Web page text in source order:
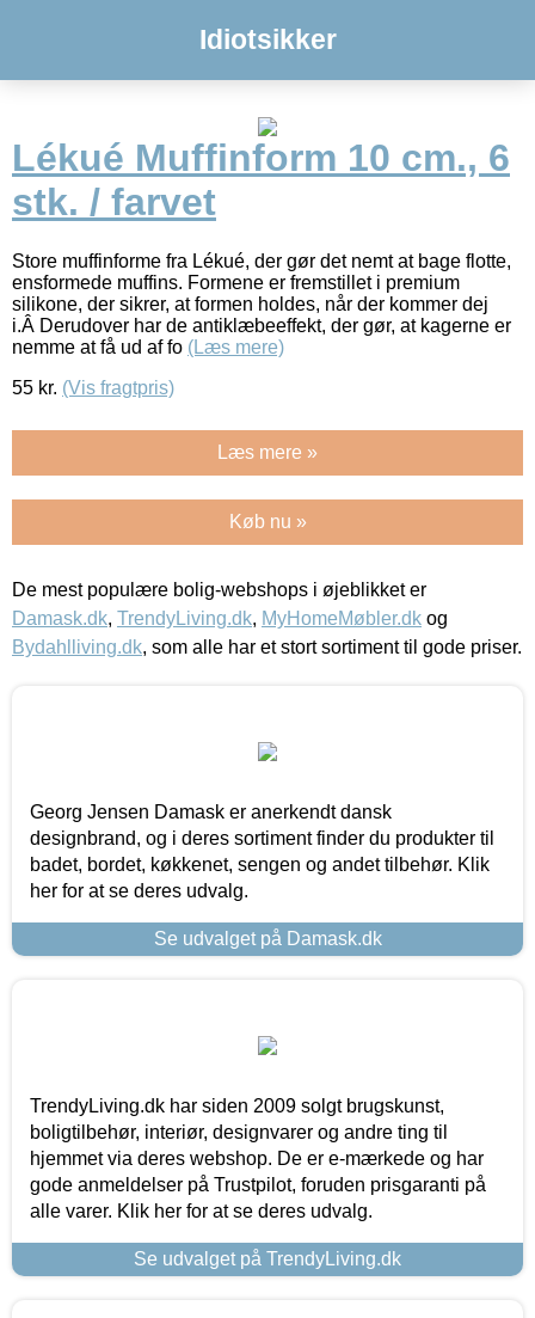
Idiotsikker
Lékué Muffinform 10 cm., 6
stk. / farvet
Store muffinforme fra Lékué, der gør det nemt at bage flotte,
ensformede muffins. Formene er fremstillet i premium
silikone, der sikrer, at formen holdes, når der kommer dej
i.Â Derudover har de antiklæbeeffekt, der gør, at kagerne er
nemme at få ud af fo (Læs mere)
55 kr. (Vis fragtpris)
Læs mere »
Køb nu »
De mest populære bolig-webshops i øjeblikket er
Damask.dk, TrendyLiving.dk, MyHomeMøbler.dk og
Bydahlliving.dk, som alle har et stort sortiment til gode priser.
Georg Jensen Damask er anerkendt dansk
designbrand, og i deres sortiment finder du produkter til
badet, bordet, køkkenet, sengen og andet tilbehør. Klik
her for at se deres udvalg.
Se udvalget på Damask.dk
TrendyLiving.dk har siden 2009 solgt brugskunst,
boligtilbehør, interiør, designvarer og andre ting til
hjemmet via deres webshop. De er e-mærkede og har
gode anmeldelser på Trustpilot, foruden prisgaranti på
alle varer. Klik her for at se deres udvalg.
Se udvalget på TrendyLiving.dk